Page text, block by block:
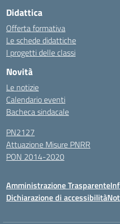
Didattica
Offerta formativa
Le schede didattiche
I progetti delle classi
Novità
Le notizie
Calendario eventi
Bacheca sindacale
PN2127
Attuazione Misure PNRR
PON 2014-2020
Amministrazione Trasparente
Dichiarazione di accessibilità